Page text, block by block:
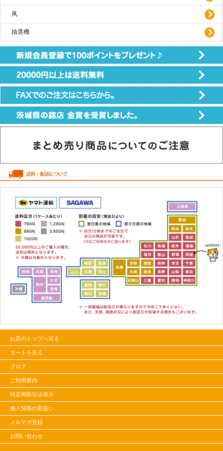
凧
抽選機
お店のトップへ戻る
カートを見る
ブログ
ご利用案内
特定商取引法表示
個人情報の取扱い
メルマガ登録
お問い合わせ